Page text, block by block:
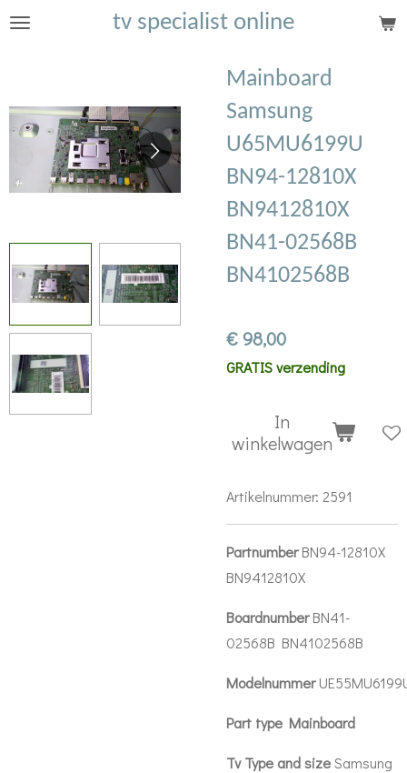
Ga
hoofdinhoud
tv specialist online
Mainboard
Samsung
U65MU6199U
BN94-12810X
BN9412810X
BN41-02568B
BN4102568B
€ 98,00
GRATIS verzending
In
winkelwagen
Artikelnummer: 2591
PartnumberBN94-12810X
BN9412810X
BoardnumberBN41-
02568B BN4102568B
Modelnummer
Part type Mainboard
Tv Type and sizeSamsung